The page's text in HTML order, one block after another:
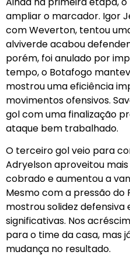
ampliar o marcador. Igor
com Weverton, tentou
alviverde acabou
porém, foi anulado por
tempo, o Botafogo
mostrou uma eficiência
movimentos ofensivos.
gol com uma finalização
ataque bem trabalhado.
O terceiro gol veio para
Adryelson aproveitou
cobrado e aumentou a
Mesmo com a pressão do
mostrou solidez
significativas. Nos
para o time da casa, mas
mudança no resultado.